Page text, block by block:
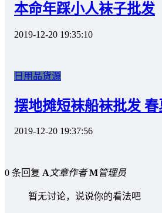
本命年踩小人袜子批发
2019-12-20 19:35:10
日用品货源
摆地摊短袜船袜批发
2019-12-20 19:37:56
0 条回复 A文章作者 M管理员
暂无讨论，说说你的看法吧